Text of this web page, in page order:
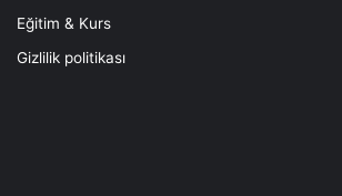
Eğitim & Kurs
Gizlilik politikası